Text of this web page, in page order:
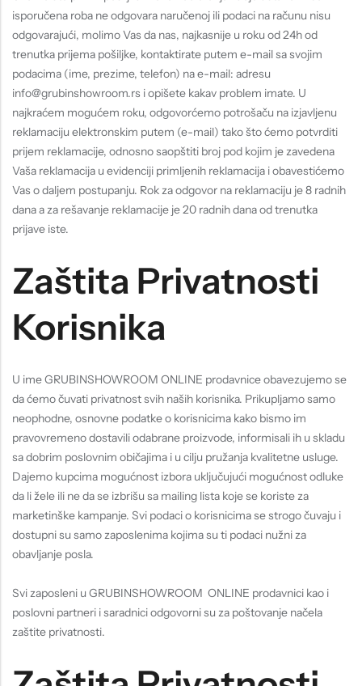
isporučena roba ne odgovara naručenoj ili podaci na računu nisu
odgovarajući, molimo Vas da nas, najkasnije u roku od 24h od
trenutka prijema pošiljke, kontaktirate putem e-mail sa svojim
podacima (ime, prezime, telefon) na e-mail: adresu
info@grubinshowroom.rs i opišete kakav problem imate. U
najkraćem mogućem roku, odgovorćemo potrošaču na izjavljenu
reklamaciju elektronskim putem (e-mail) tako što ćemo potvrditi
prijem reklamacije, odnosno saopštiti broj pod kojim je zavedena
Vaša reklamacija u evidenciji primljenih reklamacija i obavestićemo
Vas o daljem postupanju. Rok za odgovor na reklamaciju je 8 radnih
dana a za rešavanje reklamacije je 20 radnih dana od trenutka
prijave iste.
Zaštita Privatnosti
Korisnika
U ime GRUBINSHOWROOM ONLINE prodavnice obavezujemo se
da ćemo čuvati privatnost svih naših korisnika. Prikupljamo samo
neophodne, osnovne podatke o korisnicima kako bismo im
pravovremeno dostavili odabrane proizvode, informisali ih u skladu
sa dobrim poslovnim običajima i u cilju pružanja kvalitetne usluge.
Dajemo kupcima mogućnost izbora uključujući mogućnost odluke
da li žele ili ne da se izbrišu sa mailing lista koje se koriste za
marketinške kampanje. Svi podaci o korisnicima se strogo čuvaju i
dostupni su samo zaposlenima kojima su ti podaci nužni za
obavljanje posla.
Svi zaposleni u GRUBINSHOWROOM ONLINE prodavnici kao i
poslovni partneri i saradnici odgovorni su za poštovanje načela
zaštite privatnosti.